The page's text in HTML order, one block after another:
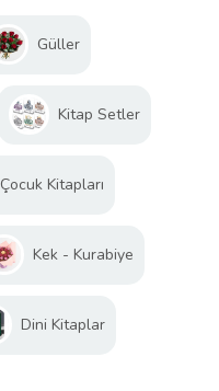
Güller
Kitap Setler
Çocuk Kitapları
Kek - Kurabiye
Dini Kitaplar